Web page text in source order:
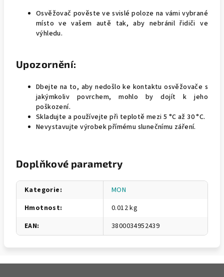
Osvěžovač pověste ve svislé poloze na vámi vybrané
místo ve vašem autě tak, aby nebránil řidiči ve
výhledu.
Upozornění:
Dbejte na to, aby nedošlo ke kontaktu osvěžovače s
jakýmkoliv povrchem, mohlo by dojít k jeho
poškození.
Skladujte a používejte při teplotě mezi 5 °C až 30 °C.
Nevystavujte výrobek přímému slunečnímu záření.
Doplňkové parametry
Kategorie:
MON
Hmotnost:
0.012 kg
EAN: 3800034952439